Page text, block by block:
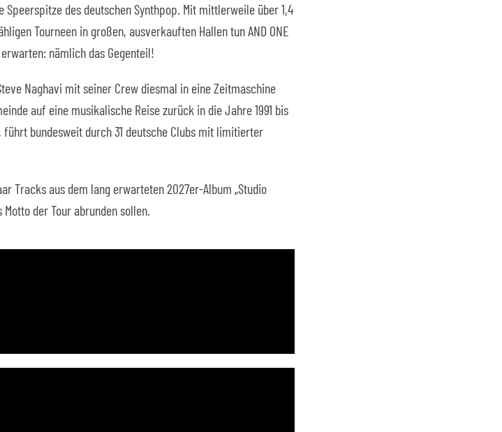
des deutschen Synthpop. Mit mittlerweile über 1,4
Tourneen in großen, ausverkauften Hallen tun AND ONE
nämlich das Gegenteil!
Naghavi mit seiner Crew diesmal in eine Zeitmaschine
auf eine musikalische Reise zurück in die Jahre 1991 bis
führt bundesweit durch 31 deutsche Clubs mit limitierter
Tracks aus dem lang erwarteten 2027er-Album „Studio
der Tour abrunden sollen.